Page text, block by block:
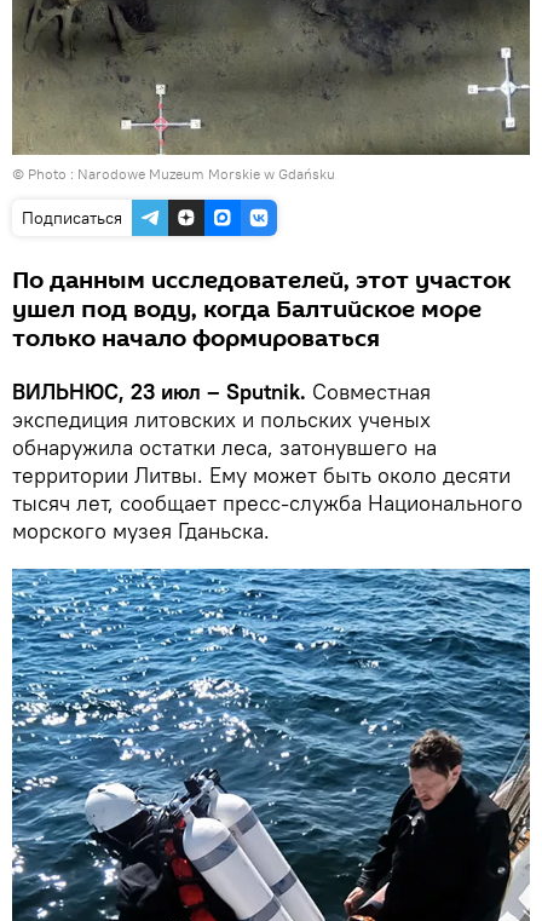
© Photo : Narodowe Muzeum Morskie w Gdańsku
Подписаться
По данным исследователей, этот участок
ушел под воду, когда Балтийское море
только начало формироваться
ВИЛЬНЮС, 23 июл – Sputnik. Совместная
экспедиция литовских и польских ученых
обнаружила остатки леса, затонувшего на
территории Литвы. Ему может быть около десяти
тысяч лет, сообщает пресс-служба Национального
морского музея Гданьска.